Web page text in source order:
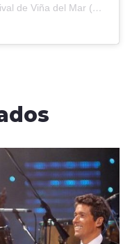
Una publicación compartida de Festival de Viña del Mar (@elfestivaldevina)